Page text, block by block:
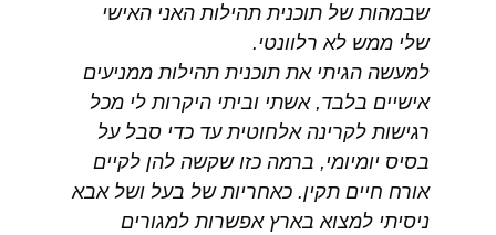
שבמהות של תוכנית תהילות האני האישי
שלי ממש לא רלוונטי.
למעשה הגיתי את תוכנית תהילות ממניעים
אישיים בלבד, אשתי וביתי היקרות לי מכל
רגישות לקרינה אלחוטית עד כדי סבל על
בסיס יומיומי, ברמה כזו שקשה להן לקיים
אורח חיים תקין. כאחריות של בעל ושל אבא
ניסיתי למצוא בארץ אפשרות למגורים